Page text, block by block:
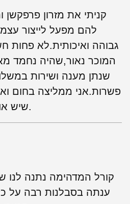
קניתי את מזרון פרפקשן
להם מפעל לייצור
גבוהה ואיכותית.לא פחות
המוכר נאור,שהיה נחמד
שנתן מענה ושירות
פשרות.אני ממליצה בחום
שיש אוזניים ומוכן להקשיב.
קורל המדהימה נתנה לנו
ענתה בסבלנות רבה על